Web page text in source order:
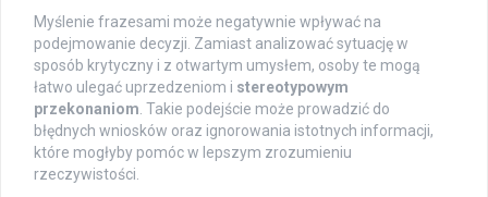
Myślenie frazesami może negatywnie wpływać na
podejmowanie decyzji. Zamiast analizować sytuację w
sposób krytyczny i z otwartym umysłem, osoby te mogą
łatwo ulegać uprzedzeniom i stereotypowym
przekonaniom. Takie podejście może prowadzić do
błędnych wniosków oraz ignorowania istotnych informacji,
które mogłyby pomóc w lepszym zrozumieniu
rzeczywistości.